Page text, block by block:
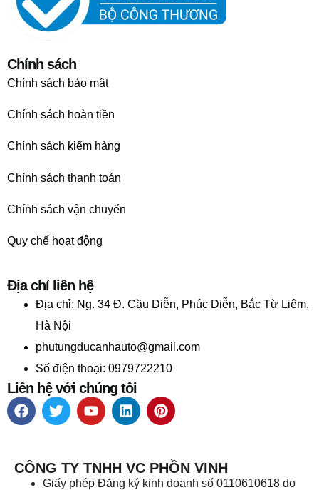
Chính sách
Chính sách bảo mật
Chính sách hoàn tiền
Chính sách kiểm hàng
Chính sách thanh toán
Chính sách vận chuyển
Quy chế hoạt động
Địa chỉ liên hệ
Địa chỉ: Ng. 34 Đ. Cầu Diễn, Phúc Diễn, Bắc Từ Liêm,
Hà Nội
phutungducanhauto@gmail.com
Số điện thoại: 0979722210
Liên hệ với chúng tôi
CÔNG TY TNHH VC PHỒN VINH
Giấy phép Đăng ký kinh doanh số 0110610618 do